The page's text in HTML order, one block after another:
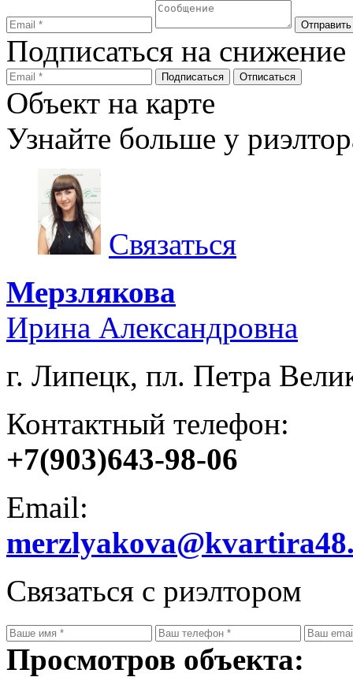
Подписаться на
Объект на карте
Узнайте больше у
Связаться
Мерзлякова
Ирина Александровна
г. Липецк, пл. Петра
Контактный телефон:
+7(903)643-98-06
Email:
Связаться с риэлтором
Просмотров объекта: